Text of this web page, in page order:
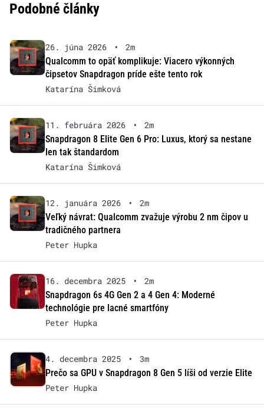
Podobné články
26. júna 2026 •
2m
Qualcomm to opäť komplikuje: Viacero výkonných
čipsetov Snapdragon príde ešte tento rok
Katarína Šimková
11. februára 2026 •
2m
Snapdragon 8 Elite Gen 6 Pro: Luxus, ktorý sa nestane
len tak štandardom
Katarína Šimková
12. januára 2026 •
2m
Veľký návrat: Qualcomm zvažuje výrobu 2 nm čipov u
tradičného partnera
Peter Hupka
16. decembra 2025 •
2m
Snapdragon 6s 4G Gen 2 a 4 Gen 4: Moderné
technológie pre lacné smartfóny
Peter Hupka
4. decembra 2025 •
3m
Prečo sa GPU v Snapdragon 8 Gen 5 líši od verzie Elite
Peter Hupka